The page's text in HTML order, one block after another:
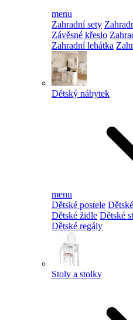
menu
Zahradní sety
Závěsné křeslo
Zahradní lehátka
Dětský nábytek
menu
Dětské postele
Dětské židle Dětské
Dětské regály
Stoly a stolky